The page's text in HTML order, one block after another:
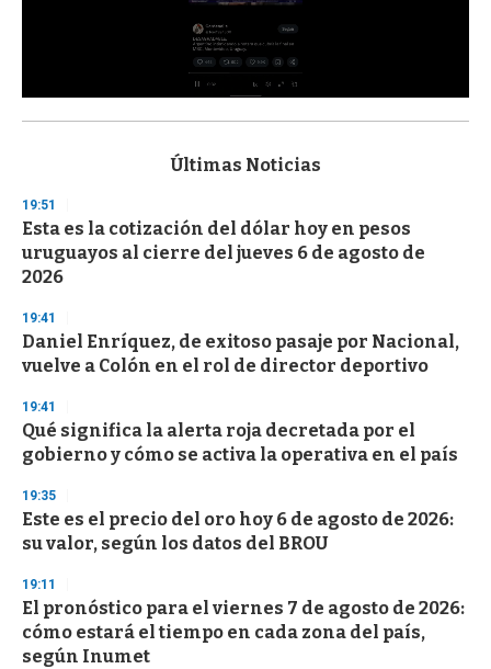
s
d
s
o
f
3
s
e
c
o
d
s
Últimas Noticias
19:51
Esta es la cotización del dólar hoy en pesos
uruguayos al cierre del jueves 6 de agosto de
2026
19:41
Daniel Enríquez, de exitoso pasaje por Nacional,
vuelve a Colón en el rol de director deportivo
19:41
Qué significa la alerta roja decretada por el
gobierno y cómo se activa la operativa en el país
19:35
Este es el precio del oro hoy 6 de agosto de 2026:
su valor, según los datos del BROU
19:11
El pronóstico para el viernes 7 de agosto de 2026:
cómo estará el tiempo en cada zona del país,
según Inumet